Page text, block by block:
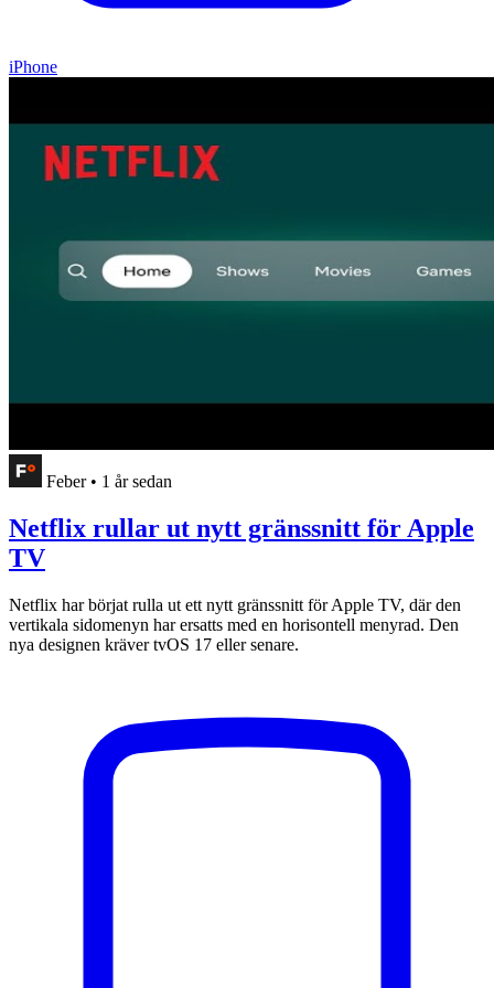
iPhone
Feber • 1 år sedan
Netflix rullar ut nytt gränssnitt för Apple
TV
Netflix har börjat rulla ut ett nytt gränssnitt för Apple TV, där den
vertikala sidomenyn har ersatts med en horisontell menyrad. Den
nya designen kräver tvOS 17 eller senare.